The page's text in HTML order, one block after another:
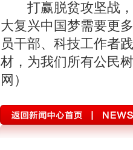
打赢脱贫攻坚战，
大复兴中国梦需要更
员干部、科技工作者
材，为我们所有公民
网）